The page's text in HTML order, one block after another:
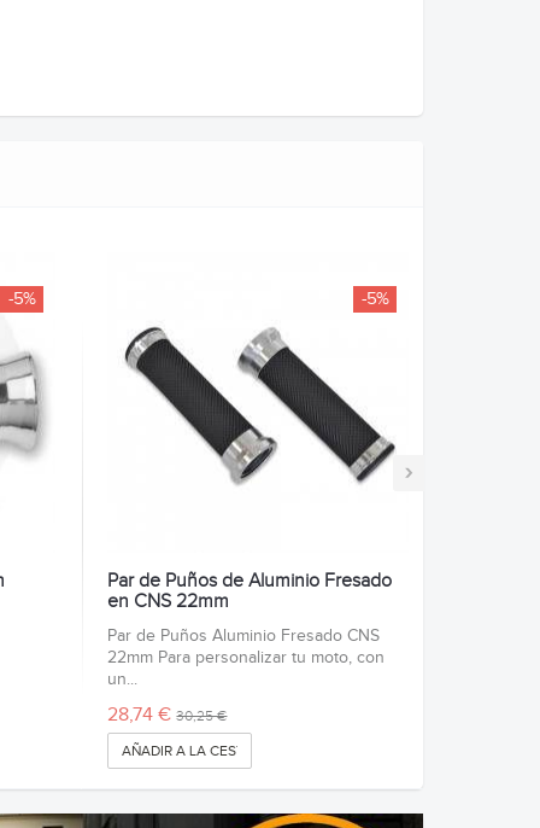
›
-5% -5%
Par de Puños de Aluminio Fresado
en CNS 22mm
Par de Puños Aluminio Fresado CNS
22mm Para personalizar tu moto, con
un...
28,74 € 30,25 €
AÑADIR A LA CESTA